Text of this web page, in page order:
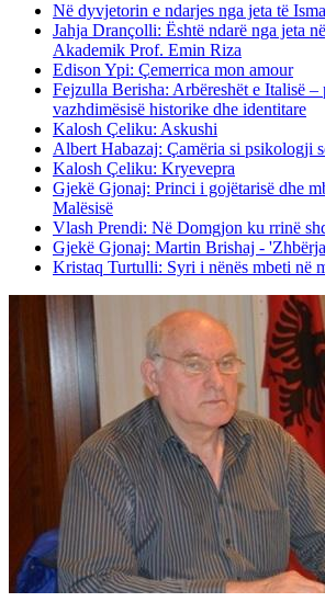
Në dyvjetorin e ndarjes nga jeta të
Jahja Drançolli: Është ndarë nga jeta
Akademik Prof. Emin Riza
Edison Ypi: Çemerrica mon amour
Fejzulla Berisha: Arbëreshët e Italisë –
vazhdimësisë historike dhe identitare
Kalosh Çeliku: Askushi
Albert Habazaj: Çamëria si psikologji
Kalosh Çeliku: Kryevepra
Gjekë Gjonaj: Princi i gojëtarisë dhe
Malësisë
Vlash Prendi: Në Domgjon ku rrinë
Gjekë Gjonaj: Martin Brishaj -
Kristaq Turtulli: Syri i nënës mbeti në